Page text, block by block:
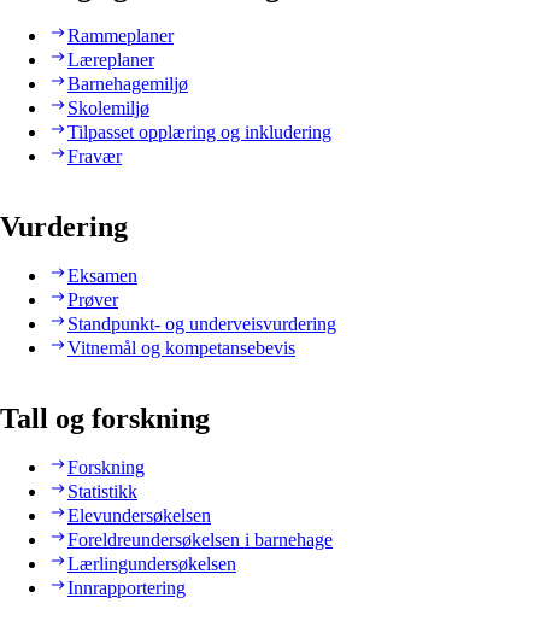
Rammeplaner
Læreplaner
Barnehagemiljø
Skolemiljø
Tilpasset opplæring og inkludering
Fravær
Vurdering
Eksamen
Prøver
Standpunkt- og underveisvurdering
Vitnemål og kompetansebevis
Tall og forskning
Forskning
Statistikk
Elevundersøkelsen
Foreldreundersøkelsen i barnehage
Lærlingundersøkelsen
Innrapportering